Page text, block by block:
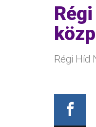
Régi Híd